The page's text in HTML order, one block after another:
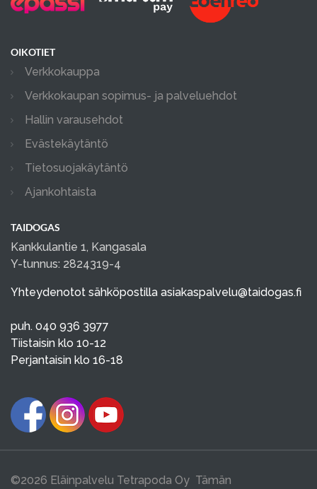
OIKOTIET
Verkkokauppa
Verkkokaupan sopimus- ja palveluehdot
Hallin varausehdot
Evästekäytäntö
Tietosuojakäytäntö
Ajankohtaista
TAIDOGAS
Kankkulantie 1, Kangasala
Y-tunnus: 2824319-4
Yhteydenotot sähköpostilla asiakaspalvelu@taidogas.fi
puh. 040 936 3977
Tiistaisin klo 10-12
Perjantaisin klo 16-18
©2026 Eläinpalvelu Tetrapoda Oy Tämän